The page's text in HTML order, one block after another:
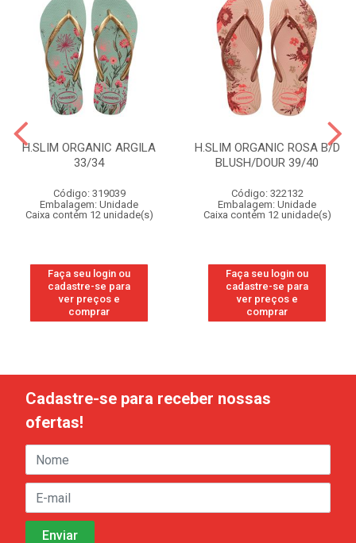
H.SLIM ORGANIC ARGILA
33/34
Código: 319039
Embalagem: Unidade
Caixa contém 12 unidade(s)
Faça seu login ou
cadastre-se para
ver preços e
comprar
H.SLIM ORGANIC ROSA B/D
BLUSH/DOUR 39/40
Código: 322132
Embalagem: Unidade
Caixa contém 12 unidade(s)
Faça seu login ou
cadastre-se para
ver preços e
comprar
Cadastre-se para receber nossas
ofertas!